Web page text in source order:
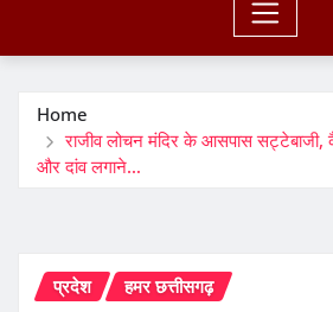
Home
राजीव लोचन मंदिर के आसपास
और दांव लगाने…
प्रदेश हमर छत्तीसगढ़